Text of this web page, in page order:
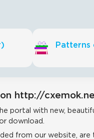
Patterns
http://
portal with new,
download.
from our website,